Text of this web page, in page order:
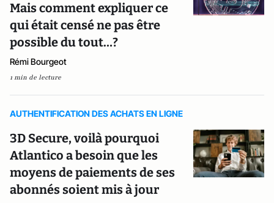
Mais comment expliquer ce
qui était censé ne pas être
possible du tout…?
Rémi Bourgeot
1 min de lecture
AUTHENTIFICATION DES ACHATS EN LIGNE
3D Secure, voilà pourquoi
Atlantico a besoin que les
moyens de paiements de ses
abonnés soient mis à jour